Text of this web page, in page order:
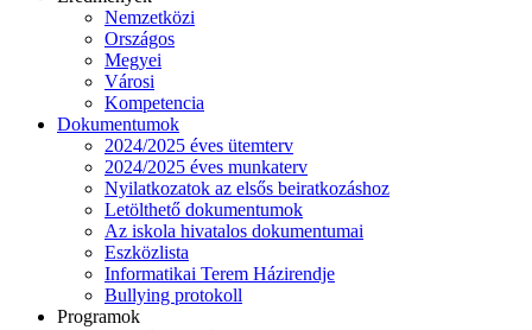
Nemzetközi
Országos
Megyei
Városi
Kompetencia
Dokumentumok
2024/2025 éves ütemterv
2024/2025 éves munkaterv
Nyilatkozatok az elsős beiratkozáshoz
Letölthető dokumentumok
Az iskola hivatalos dokumentumai
Eszközlista
Informatikai Terem Házirendje
Bullying protokoll
Programok